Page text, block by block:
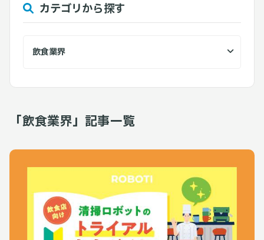
カテゴリから探す
「飲食業界」記事一覧